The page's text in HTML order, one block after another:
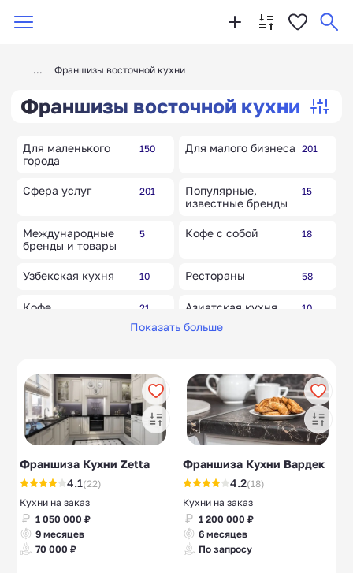
Франшизы восточной кухни
Франшизы восточной кухни
Для маленького
города
150 Для малого бизнеса 201
Сфера услуг 201
Популярные,
известные бренды
15
Международные
бренды и товары
5 Кофе с собой 18
Узбекская кухня 10 Рестораны 58
Кофе
21 Азиатская кухня 10
Вьетнамская кухня 10 Суши и роллы 21
Осетинские пироги 9 Пельменные 8
Показать больше
Франшиза Кухни Zetta
4.1(22)
Кухни на заказ
1 050 000 ₽
9 месяцев
70 000 ₽
Франшиза Кухни Вардек
4.2(18)
Кухни на заказ
1 200 000 ₽
6 месяцев
По запросу